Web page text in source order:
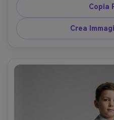
ambientazione:
nuvolosa, Sony A7R V
dettaglio nitido,
Copia
Crea